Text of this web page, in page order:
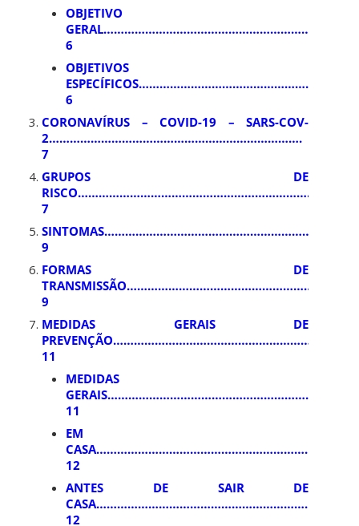
OBJETIVO
6
OBJETIVOS
6
CORONAVÍRUS – COVID-19 – SARS-COV-
2……………………………………………………………….
7
GRUPOS DE
7
9
FORMAS DE
9
MEDIDAS GERAIS DE
11
MEDIDAS
11
EM
12
ANTES DE SAIR DE
12